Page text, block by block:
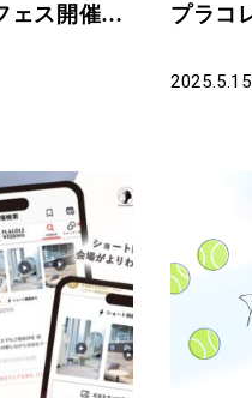
ェス開催決
プラコ
2025.5.15